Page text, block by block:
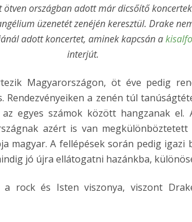
ötven országban adott már dicsőítő
üzenetét zenéjén keresztül. Drake
adott koncertet, aminek kapcsán a
interjút.
Magyarországon, öt éve pedig
Rendezvényeiken a zenén túl
egyes számok között hangzanak el.
azért is van megkülönböztetett
magyar. A fellépések során pedig igazi
jó újra ellátogatni hazánkba,
a rock és Isten viszonya, viszont